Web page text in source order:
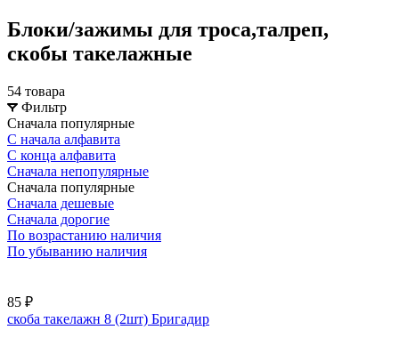
Блоки/зажимы для троса,талреп,
скобы такелажные
54 товара
Фильтр
Сначала популярные
С начала алфавита
С конца алфавита
Сначала непопулярные
Сначала популярные
Сначала дешевые
Сначала дорогие
По возрастанию наличия
По убыванию наличия
85 ₽
скоба такелажн 8 (2шт) Бригадир